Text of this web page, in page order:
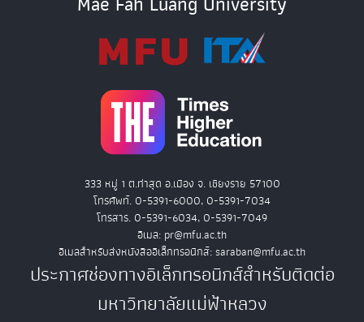
333 หมู่ 1 ต.ท่าสุด อ.เมือง จ. เชียงราย 57100
โทรศัพท์. 0-5391-6000, 0-5391-7034
โทรสาร. 0-5391-6034, 0-5391-7049
อีเมล: pr@mfu.ac.th
อีเมลสำหรับส่งหนังสืออิเล็กทรอนิกส์: saraban@mfu.ac.th
ประกาศช่องทางอิเล็กทรอนิกส์สำหรับติดต่อ
มหาวิทยาลัยแม่ฟ้าหลวง